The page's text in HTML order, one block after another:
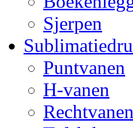
Sjerpen
Puntvanen
H-vanen
Rechtvanen